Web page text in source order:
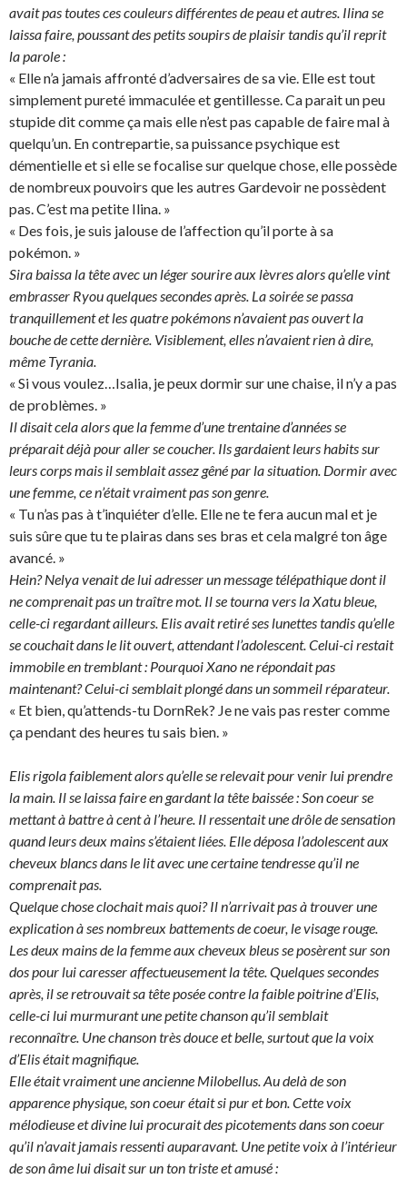
avait pas toutes ces couleurs différentes de peau et autres. Ilina se
laissa faire, poussant des petits soupirs de plaisir tandis qu’il reprit
la parole :
« Elle n’a jamais affronté d’adversaires de sa vie. Elle est tout
simplement pureté immaculée et gentillesse. Ca parait un peu
stupide dit comme ça mais elle n’est pas capable de faire mal à
quelqu’un. En contrepartie, sa puissance psychique est
démentielle et si elle se focalise sur quelque chose, elle possède
de nombreux pouvoirs que les autres Gardevoir ne possèdent
pas. C’est ma petite Ilina. »
« Des fois, je suis jalouse de l’affection qu’il porte à sa
pokémon. »
Sira baissa la tête avec un léger sourire aux lèvres alors qu’elle vint
embrasser Ryou quelques secondes après. La soirée se passa
tranquillement et les quatre pokémons n’avaient pas ouvert la
bouche de cette dernière. Visiblement, elles n’avaient rien à dire,
même Tyrania.
« Si vous voulez…Isalia, je peux dormir sur une chaise, il n’y a pas
de problèmes. »
Il disait cela alors que la femme d’une trentaine d’années se
préparait déjà pour aller se coucher. Ils gardaient leurs habits sur
leurs corps mais il semblait assez gêné par la situation. Dormir avec
une femme, ce n’était vraiment pas son genre.
« Tu n’as pas à t’inquiéter d’elle. Elle ne te fera aucun mal et je
suis sûre que tu te plairas dans ses bras et cela malgré ton âge
avancé. »
Hein? Nelya venait de lui adresser un message télépathique dont il
ne comprenait pas un traître mot. Il se tourna vers la Xatu bleue,
celle-ci regardant ailleurs. Elis avait retiré ses lunettes tandis qu’elle
se couchait dans le lit ouvert, attendant l’adolescent. Celui-ci restait
immobile en tremblant : Pourquoi Xano ne répondait pas
maintenant? Celui-ci semblait plongé dans un sommeil réparateur.
« Et bien, qu’attends-tu DornRek? Je ne vais pas rester comme
ça pendant des heures tu sais bien. »
Elis rigola faiblement alors qu’elle se relevait pour venir lui prendre
la main. Il se laissa faire en gardant la tête baissée : Son coeur se
mettant à battre à cent à l’heure. Il ressentait une drôle de sensation
quand leurs deux mains s’étaient liées. Elle déposa l’adolescent aux
cheveux blancs dans le lit avec une certaine tendresse qu’il ne
comprenait pas.
Quelque chose clochait mais quoi? Il n’arrivait pas à trouver une
explication à ses nombreux battements de coeur, le visage rouge.
Les deux mains de la femme aux cheveux bleus se posèrent sur son
dos pour lui caresser affectueusement la tête. Quelques secondes
après, il se retrouvait sa tête posée contre la faible poitrine d’Elis,
celle-ci lui murmurant une petite chanson qu’il semblait
reconnaître. Une chanson très douce et belle, surtout que la voix
d’Elis était magnifique.
Elle était vraiment une ancienne Milobellus. Au delà de son
apparence physique, son coeur était si pur et bon. Cette voix
mélodieuse et divine lui procurait des picotements dans son coeur
qu’il n’avait jamais ressenti auparavant. Une petite voix à l’intérieur
de son âme lui disait sur un ton triste et amusé :